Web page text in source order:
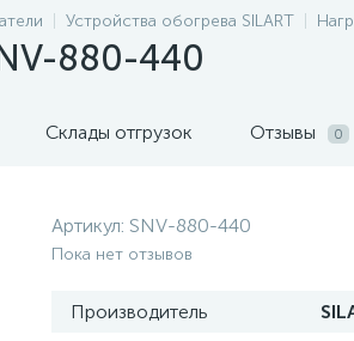
Устройства обогрева SILART
880-440
Склады отгрузок Отзывы 0
Артикул: SNV-880-440
Пока нет отзывов
Производитель